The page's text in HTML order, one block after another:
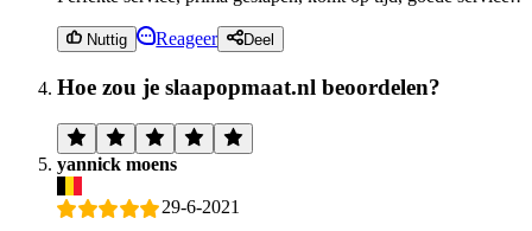
Nuttig Reageer Deel
Hoe zou je slaapopmaat.nl beoordelen?
yannick moens
29-6-2021